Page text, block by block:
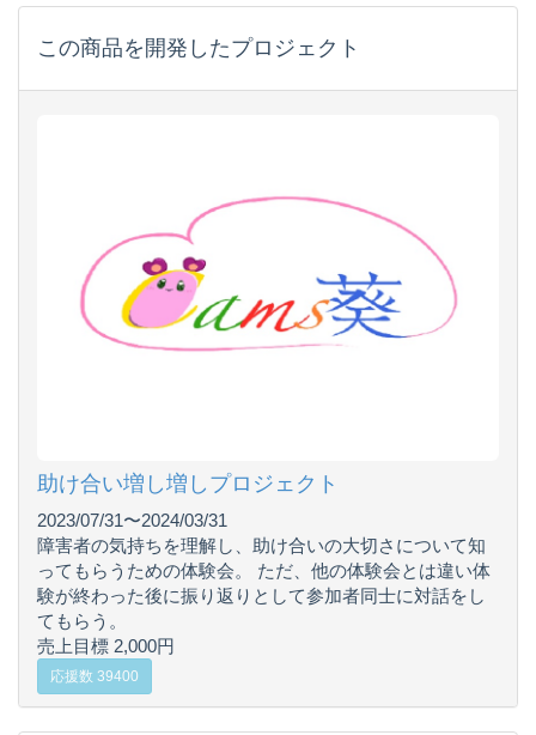
この商品を開発したプロジェクト
助け合い増し増しプロジェクト
2023/07/31〜2024/03/31
障害者の気持ちを理解し、助け合いの大切さについて知
ってもらうための体験会。 ただ、他の体験会とは違い体
験が終わった後に振り返りとして参加者同士に対話をし
てもらう。
売上目標 2,000円
応援数 39400